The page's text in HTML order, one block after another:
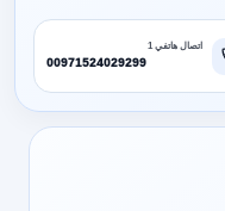
اتصال هاتفي 1
00971524029299